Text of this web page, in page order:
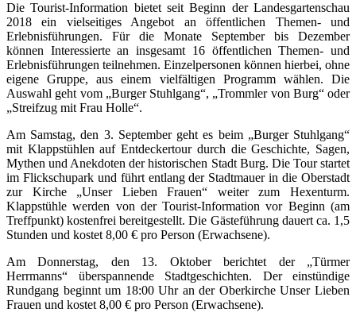
Die Tourist-Information bietet seit Beginn der Landesgartenschau
2018 ein vielseitiges Angebot an öffentlichen Themen- und
Erlebnisführungen. Für die Monate September bis Dezember
können Interessierte an insgesamt 16 öffentlichen Themen- und
Erlebnisführungen teilnehmen. Einzelpersonen können hierbei, ohne
eigene Gruppe, aus einem vielfältigen Programm wählen. Die
Auswahl geht vom „Burger Stuhlgang“, „Trommler von Burg“ oder
„Streifzug mit Frau Holle“.
Am Samstag, den 3. September geht es beim „Burger Stuhlgang“
mit Klappstühlen auf Entdeckertour durch die Geschichte, Sagen,
Mythen und Anekdoten der historischen Stadt Burg. Die Tour startet
im Flickschupark und führt entlang der Stadtmauer in die Oberstadt
zur Kirche „Unser Lieben Frauen“ weiter zum Hexenturm.
Klappstühle werden von der Tourist-Information vor Beginn (am
Treffpunkt) kostenfrei bereitgestellt. Die Gästeführung dauert ca. 1,5
Stunden und kostet 8,00 € pro Person (Erwachsene).
Am Donnerstag, den 13. Oktober berichtet der „Türmer
Herrmanns“ überspannende Stadtgeschichten. Der einstündige
Rundgang beginnt um 18:00 Uhr an der Oberkirche Unser Lieben
Frauen und kostet 8,00 € pro Person (Erwachsene).